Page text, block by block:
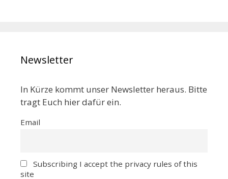
Newsletter
In Kürze kommt unser Newsletter heraus. Bitte
tragt Euch hier dafür ein.
Email
Subscribing I accept the privacy rules of this
site